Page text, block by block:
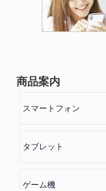
商品案内
スマートフォン
タブレット
ゲーム機